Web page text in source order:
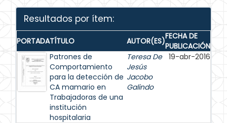
Resultados por ítem:
PORTADATÍTULO AUTOR(ES)FECHA DE
PUBLICACIÓN
Patrones de
Comportamiento
para la detección de
CA mamario en
Trabajadoras de una
institución
hospitalaria
Teresa De
Jesús
Jacobo
Galindo
19-abr-2016